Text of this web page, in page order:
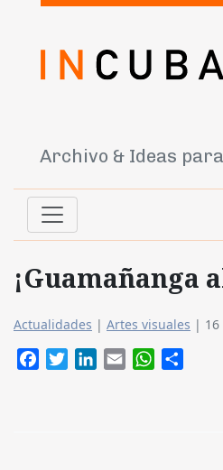
Archivo & Ideas
¡Guamañanga
Actualidades | Artes visuales |
FacebookTwitterLinkedIn
Email WhatsApp